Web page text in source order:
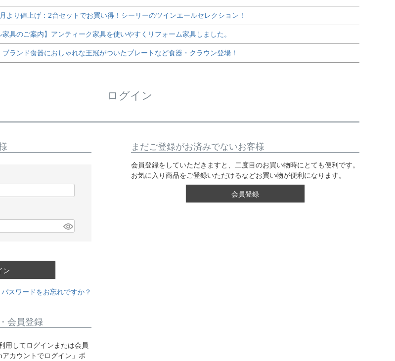
より値上げ：2台セットでお買い得！シーリーのツインエールセレクション！
家具のご案内】アンティーク家具を使いやすくリフォーム家具しました。
ブランド食器におしゃれな王冠がついたプレートなど食器・クラウン登場！
ログイン
ン
パスワードをお忘れですか？
会員登録
用してログインまたは会員
カウントでログイン」ボ
まだご登録がお済みでないお客様
会員登録をしていただきますと、二度目のお買い物時にとても便利です。
お気に入り商品をご登録いただけるなどお買い物が便利になります。
会員登録